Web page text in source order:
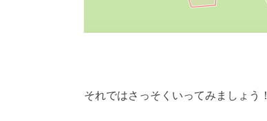
それではさっそくいってみましょう！